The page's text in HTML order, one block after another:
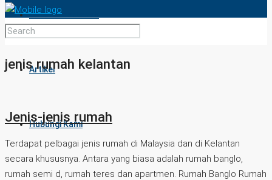
Senarai Hartanah
Artikel
Hubungi Kami
jenis rumah kelantan
Jenis-jenis rumah
Terdapat pelbagai jenis rumah di Malaysia dan di Kelantan
secara khususnya. Antara yang biasa adalah rumah banglo,
rumah semi d, rumah teres dan apartmen. Rumah Banglo Rumah